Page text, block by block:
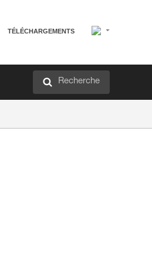
TÉLÉCHARGEMENTS
Recherche